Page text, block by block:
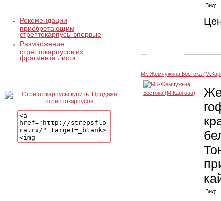
Рекомендации
приобретающим
стрептокарпусы впервые
Размножение
стрептокарпусов из
фрагмента листа.
Вид:
МК-Жемчужина Востока
Вид: